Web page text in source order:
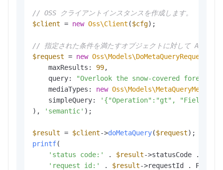
// OSS クライアントインスタンスを作成します。
$client = new Oss\Client ($cfg);
// 指定された条件を満たすオブジェクトに対して
$request = new Oss\Models\DoMetaQueryRequest
    maxResults:
99,
    query:
"Overlook the snow-covered forest"
    mediaTypes:
new
    simpleQuery:
'{"Operation":"gt", "Field":
),
'semantic' );
$result = $client->doMetaQuery($request
printf(
'status code:'
. $result->statusCode .
'request id:'
. $result->requestId .